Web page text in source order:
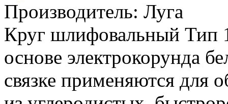
Производитель: Луга
Круг шлифовальный Тип
основе электрокорунда
связке применяются для